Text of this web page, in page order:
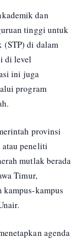
dan
tinggi untuk
(STP) di dalam
di level
ini juga
program
provinsi
peneliti
mutlak berada
Timur,
kampus
agenda